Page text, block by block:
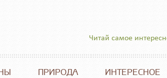
Читай самое
ПРИРОДА ИНТЕРЕСНОЕ